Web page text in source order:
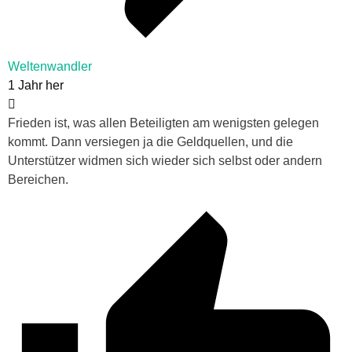
Weltenwandler
1 Jahr her
Frieden ist, was allen Beteiligten am wenigsten gelegen
kommt. Dann versiegen ja die Geldquellen, und die
Unterstützer widmen sich wieder sich selbst oder andern
Bereichen.